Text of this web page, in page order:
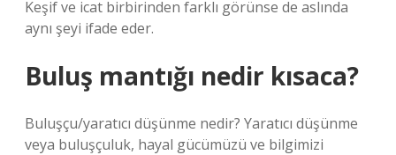
Keşif ve icat birbirinden farklı görünse de aslında
aynı şeyi ifade eder.
Buluş mantığı nedir kısaca?
Buluşçu/yaratıcı düşünme nedir? Yaratıcı düşünme
veya buluşçuluk, hayal gücümüzü ve bilgimizi